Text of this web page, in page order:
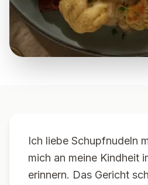
Ich liebe Schupfnudeln
mich an meine Kindheit
erinnern. Das Gericht